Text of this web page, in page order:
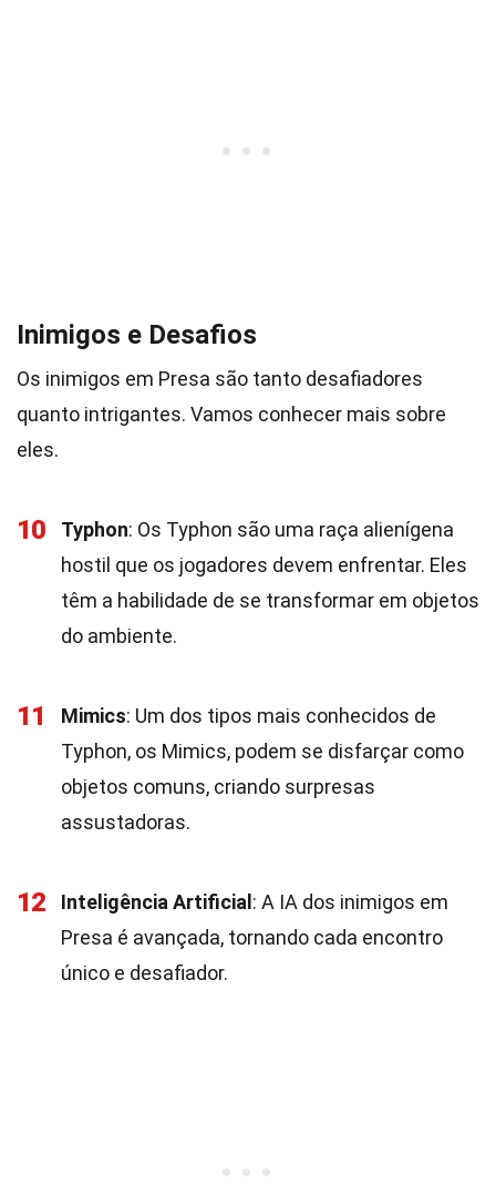
Inimigos e Desafios
Os inimigos em Presa são tanto desafiadores
quanto intrigantes. Vamos conhecer mais sobre
eles.
10 Typhon: Os Typhon são uma raça alienígena
hostil que os jogadores devem enfrentar. Eles
têm a habilidade de se transformar em objetos
do ambiente.
11 Mimics: Um dos tipos mais conhecidos de
Typhon, os Mimics, podem se disfarçar como
objetos comuns, criando surpresas
assustadoras.
12 Inteligência Artificial : A IA dos inimigos em
Presa é avançada, tornando cada encontro
único e desafiador.